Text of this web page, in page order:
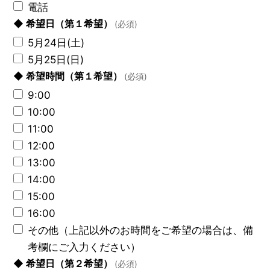
電話
◆ 希望日（第１希望）
(必須)
5月24日(土)
5月25日(日)
◆ 希望時間（第１希望）
(必須)
9:00
10:00
11:00
12:00
13:00
14:00
15:00
16:00
その他（上記以外のお時間をご希望の場合は、備
考欄にご入力ください）
◆ 希望日（第２希望）
(必須)